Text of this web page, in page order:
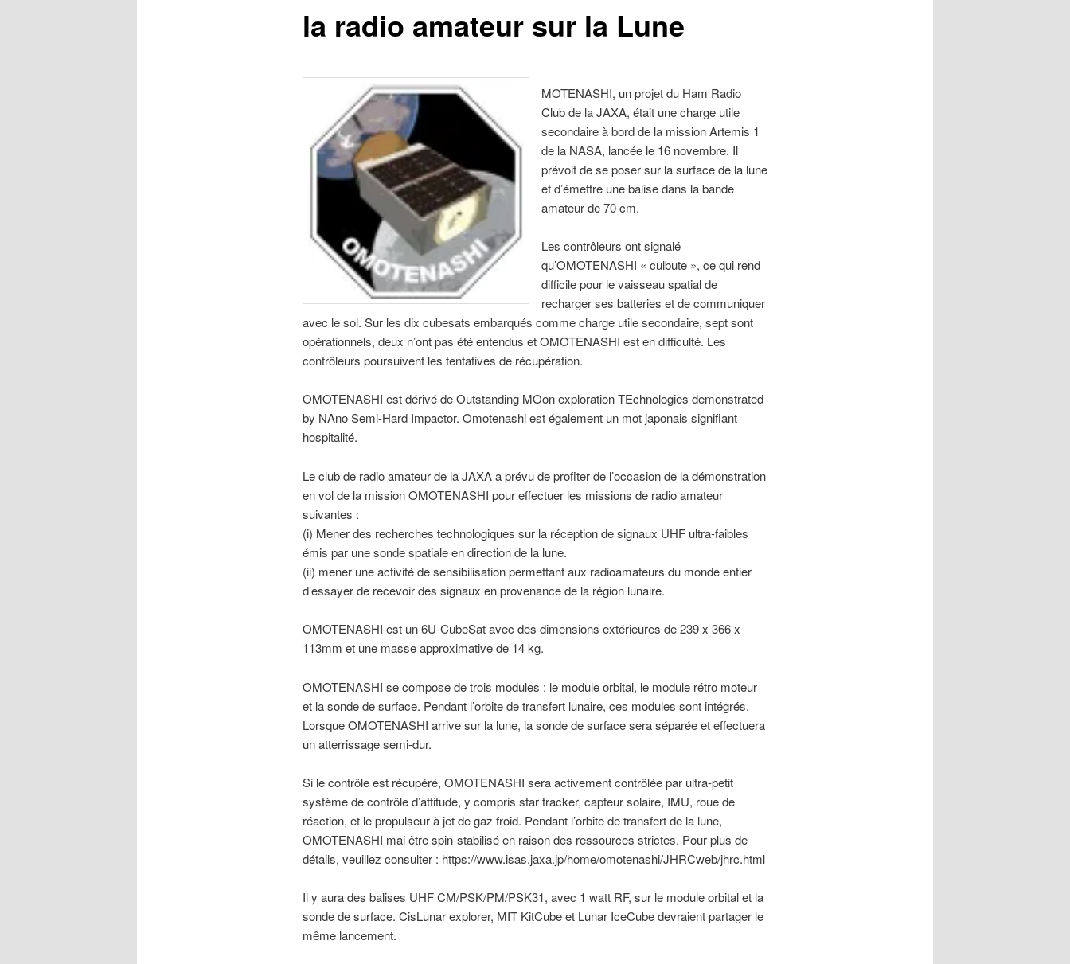
la radio amateur sur la Lune
MOTENASHI, un projet du Ham Radio
Club de la JAXA, était une charge utile
secondaire à bord de la mission Artemis 1
de la NASA, lancée le 16 novembre. Il
prévoit de se poser sur la surface de la lune
et d’émettre une balise dans la bande
amateur de 70 cm.
Les contrôleurs ont signalé
qu’OMOTENASHI « culbute », ce qui rend
difficile pour le vaisseau spatial de
recharger ses batteries et de communiquer
avec le sol. Sur les dix cubesats embarqués comme charge utile secondaire, sept sont
opérationnels, deux n’ont pas été entendus et OMOTENASHI est en difficulté. Les
contrôleurs poursuivent les tentatives de récupération.
OMOTENASHI est dérivé de Outstanding MOon exploration TEchnologies demonstrated
by NAno Semi-Hard Impactor. Omotenashi est également un mot japonais signifiant
hospitalité.
Le club de radio amateur de la JAXA a prévu de profiter de l’occasion de la démonstration
en vol de la mission OMOTENASHI pour effectuer les missions de radio amateur
suivantes :
(i) Mener des recherches technologiques sur la réception de signaux UHF ultra-faibles
émis par une sonde spatiale en direction de la lune.
(ii) mener une activité de sensibilisation permettant aux radioamateurs du monde entier
d’essayer de recevoir des signaux en provenance de la région lunaire.
OMOTENASHI est un 6U-CubeSat avec des dimensions extérieures de 239 x 366 x
113mm et une masse approximative de 14 kg.
OMOTENASHI se compose de trois modules : le module orbital, le module rétro moteur
et la sonde de surface. Pendant l’orbite de transfert lunaire, ces modules sont intégrés.
Lorsque OMOTENASHI arrive sur la lune, la sonde de surface sera séparée et effectuera
un atterrissage semi-dur.
Si le contrôle est récupéré, OMOTENASHI sera activement contrôlée par ultra-petit
système de contrôle d’attitude, y compris star tracker, capteur solaire, IMU, roue de
réaction, et le propulseur à jet de gaz froid. Pendant l’orbite de transfert de la lune,
OMOTENASHI mai être spin-stabilisé en raison des ressources strictes. Pour plus de
détails, veuillez consulter : https://www.isas.jaxa.jp/home/omotenashi/JHRCweb/jhrc.html
Il y aura des balises UHF CM/PSK/PM/PSK31, avec 1 watt RF, sur le module orbital et la
sonde de surface. CisLunar explorer, MIT KitCube et Lunar IceCube devraient partager le
même lancement.